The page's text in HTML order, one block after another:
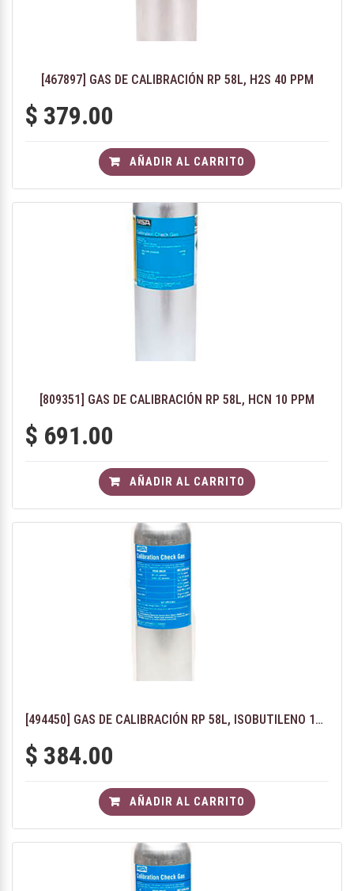
[467897] GAS DE CALIBRACIÓN RP 58L, H2S 40 PPM
$ 379.00
AÑADIR AL CARRITO
[809351] GAS DE CALIBRACIÓN RP 58L, HCN 10 PPM
$ 691.00
AÑADIR AL CARRITO
[494450] GAS DE CALIBRACIÓN RP 58L, ISOBUTILENO 100 PPM
$ 384.00
AÑADIR AL CARRITO